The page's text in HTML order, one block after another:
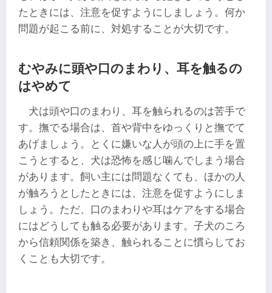
たときには、注意を促すようにしましょう。何か
問題が起こる前に、対処することが大切です。
むやみに頭や口のまわり、耳を触るの
はやめて
犬は頭や口のまわり、耳を触られるのは苦手で
す。撫でる場合は、首や背中をゆっくりと撫でて
あげましょう。とくに嫌いな人が頭の上に手を置
こうとすると、犬は恐怖を感じ噛んでしまう場合
があります。飼い主には問題なくても、ほかの人
が触ろうとしたときには、注意を促すようにしま
しょう。ただ、口のまわりや耳はケアをする場合
にはどうしても触る必要があります。子犬のころ
から信頼関係を築き、触られることに慣らしてお
くことも大切です。